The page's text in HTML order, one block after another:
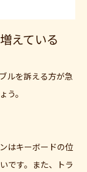
えている
ルを訴える方が急
う。
はキーボードの位
です。また、トラ